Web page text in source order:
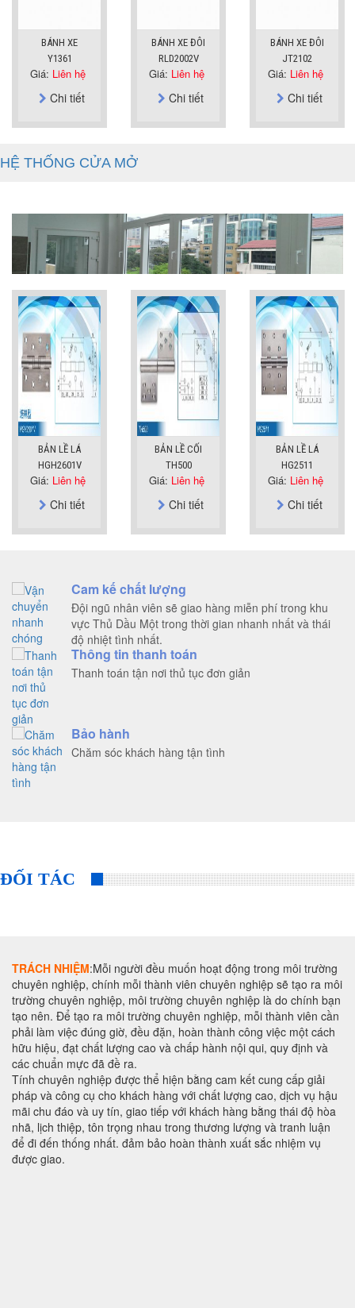
BÁNH XE
Y1361
Giá: Liên hệ
Chi tiết
BÁNH XE ĐÔI
RLD2002V
Giá: Liên hệ
Chi tiết
BÁNH XE ĐÔI
JT2102
Giá: Liên hệ
Chi tiết
HỆ THỐNG CỬA MỞ
BẢN LỀ LÁ
HGH2601V
Giá: Liên hệ
Chi tiết
BẢN LỀ CỐI
TH500
Giá: Liên hệ
Chi tiết
BẢN LỀ LÁ
HG2511
Giá: Liên hệ
Chi tiết
Cam kế chất lượng
Đội ngũ nhân viên sẽ giao hàng miễn phí trong khu
vực Thủ Dầu Một trong thời gian nhanh nhất và thái
độ nhiệt tình nhất.
Thông tin thanh toán
Thanh toán tận nơi thủ tục đơn giản
Bảo hành
Chăm sóc khách hàng tận tình
ĐỐI TÁC
TRÁCH NHIỆM:Mỗi người đều muốn hoạt động trong môi trường
chuyên nghiệp, chính mỗi thành viên chuyên nghiệp sẽ tạo ra môi
trường chuyên nghiệp, môi trường chuyên nghiệp là do chính bạn
tạo nên. Để tạo ra môi trường chuyên nghiệp, mỗi thành viên cần
phải làm việc đúng giờ, đều đặn, hoàn thành công việc một cách
hữu hiệu, đạt chất lượng cao và chấp hành nội qui, quy định và
các chuẩn mực đã đề ra.
Tính chuyên nghiệp được thể hiện bằng cam kết cung cấp giải
pháp và công cụ cho khách hàng với chất lượng cao, dịch vụ hậu
mãi chu đáo và uy tín, giao tiếp với khách hàng bằng thái độ hòa
nhã, lịch thiệp, tôn trọng nhau trong thương lượng và tranh luận
để đi đến thống nhất. đảm bảo hoàn thành xuất sắc nhiệm vụ
được giao.